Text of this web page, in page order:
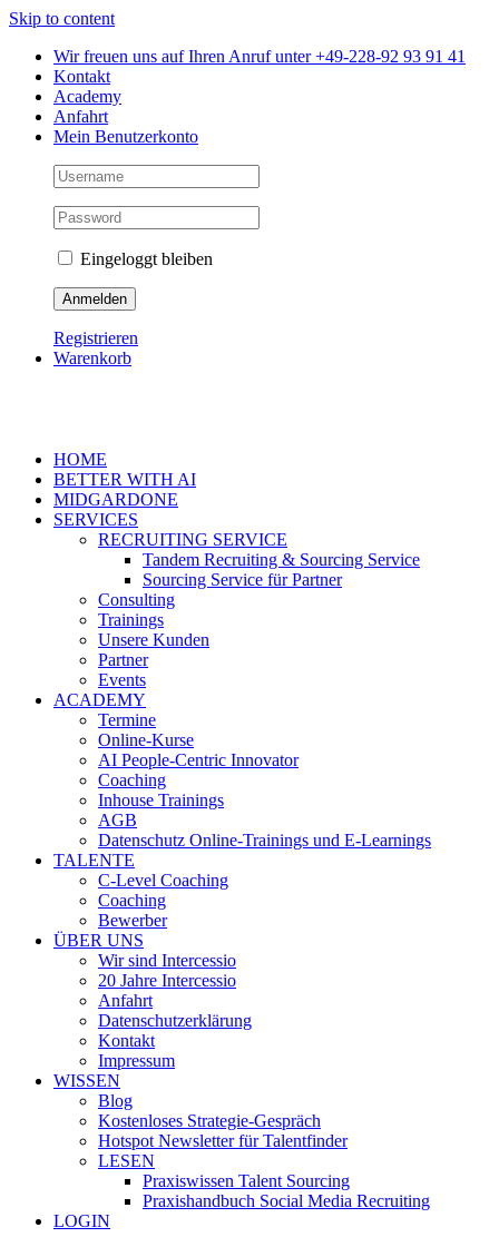
Skip to content
Wir freuen uns auf Ihren Anruf unter +49-228-92 93 91 41
Kontakt
Academy
Anfahrt
Mein Benutzerkonto
Eingeloggt bleiben
Registrieren
Warenkorb
HOME
BETTER WITH AI
MIDGARDONE
SERVICES
RECRUITING SERVICE
Tandem Recruiting & Sourcing Service
Sourcing Service für Partner
Consulting
Trainings
Unsere Kunden
Partner
Events
ACADEMY
Termine
Online-Kurse
AI People-Centric Innovator
Coaching
Inhouse Trainings
AGB
Datenschutz Online-Trainings und E-Learnings
TALENTE
C-Level Coaching
Coaching
Bewerber
ÜBER UNS
Wir sind Intercessio
20 Jahre Intercessio
Anfahrt
Datenschutzerklärung
Kontakt
Impressum
WISSEN
Blog
Kostenloses Strategie-Gespräch
Hotspot Newsletter für Talentfinder
LESEN
Praxiswissen Talent Sourcing
Praxishandbuch Social Media Recruiting
LOGIN